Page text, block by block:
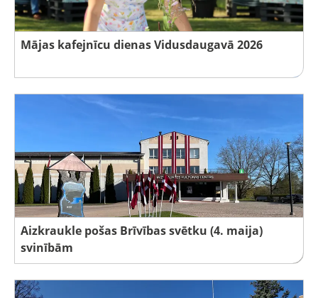
Mājas kafejnīcu dienas Vidusdaugavā 2026
Aizkraukle pošas Brīvības svētku (4. maija)
svinībām